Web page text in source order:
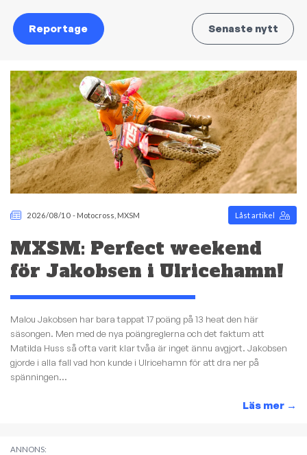
Reportage Senaste nytt
2026/08/10 - Motocross MXSM Låst artikel
MXSM: Perfect weekend
för Jakobsen i Ulricehamn!
Malou Jakobsen har bara tappat 17 poäng på 13 heat den här
säsongen. Men med de nya poängreglerna och det faktum att
Matilda Huss så ofta varit klar tvåa är inget ännu avgjort. Jakobsen
gjorde i alla fall vad hon kunde i Ulricehamn för att dra ner på
spänningen...
Läs mer →
ANNONS: